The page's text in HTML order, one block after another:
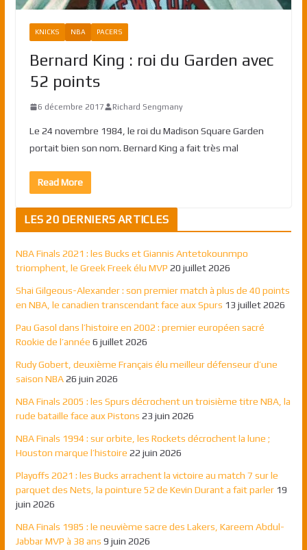
KNICKS NBA PACERS
Bernard King : roi du Garden avec
52 points
6 décembre 2017 Richard Sengmany
Le 24 novembre 1984, le roi du Madison Square Garden
portait bien son nom. Bernard King a fait très mal
Read More
LES 20 DERNIERS ARTICLES
NBA Finals 2021 : les Bucks et Giannis Antetokounmpo
triomphent, le Greek Freek élu MVP 20 juillet 2026
Shai Gilgeous-Alexander : son premier match à plus de 40 points
en NBA, le canadien transcendant face aux Spurs 13 juillet 2026
Pau Gasol dans l’histoire en 2002 : premier européen sacré
Rookie de l’année 6 juillet 2026
Rudy Gobert, deuxième Français élu meilleur défenseur d’une
saison NBA 26 juin 2026
NBA Finals 2005 : les Spurs décrochent un troisième titre NBA, la
rude bataille face aux Pistons 23 juin 2026
NBA Finals 1994 : sur orbite, les Rockets décrochent la lune ;
Houston marque l’histoire 22 juin 2026
Playoffs 2021 : les Bucks arrachent la victoire au match 7 sur le
parquet des Nets, la pointure 52 de Kevin Durant a fait parler 19
juin 2026
NBA Finals 1985 : le neuvième sacre des Lakers, Kareem Abdul-
Jabbar MVP à 38 ans 9 juin 2026